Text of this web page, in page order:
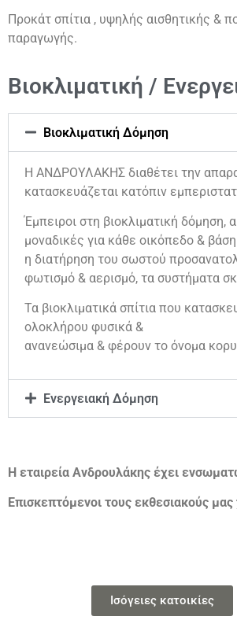
Προκάτ σπίτια , υψηλής αισθητικής &
παραγωγής.
Βιοκλιματική /
Βιοκλιματική Δόμηση
Η ΑΝΔΡΟΥΛΑΚΗΣ διαθέτει την
κατασκευάζεται κατόπιν
Έμπειροι στη βιοκλιματική δόμηση,
μοναδικές για κάθε οικόπεδο &
η διατήρηση του σωστού
φωτισμό & αερισμό, τα συστήματα
Τα βιοκλιματικά σπίτια που
ολοκλήρου φυσικά &
ανανεώσιμα & φέρουν το όνομα
Ενεργειακή Δόμηση
Η εταιρεία Ανδρουλάκης έχει
Επισκεπτόμενοι τους εκθεσιακούς
Ισόγειες κατοικίες